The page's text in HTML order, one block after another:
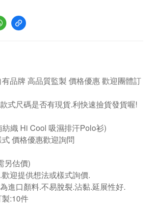
品牌 高品質監製 價格優惠 歡迎團體訂
式尺碼是否有現貨.利快速撿貨發貨喔!
織 Hi Cool 吸濕排汗Polo衫)
價格優惠歡迎詢問
另估價)
迎提供想法或樣式詢價.
進口顏料.不易脫裂.沾黏.延展性好.
:10件